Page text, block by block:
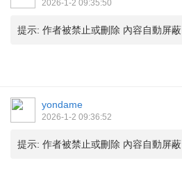
2026-1-2 09:35:50
提示: 作者被禁止或刪除 內容自動屏蔽
yondame
2026-1-2 09:36:52
提示: 作者被禁止或刪除 內容自動屏蔽